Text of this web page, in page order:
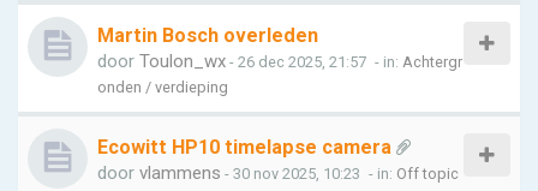
Martin Bosch overleden
door Toulon_wx - 26 dec 2025, 21:57 - in: Achtergr
onden / verdieping
Ecowitt HP10 timelapse camera
door vlammens - 30 nov 2025, 10:23 - in: Off topic